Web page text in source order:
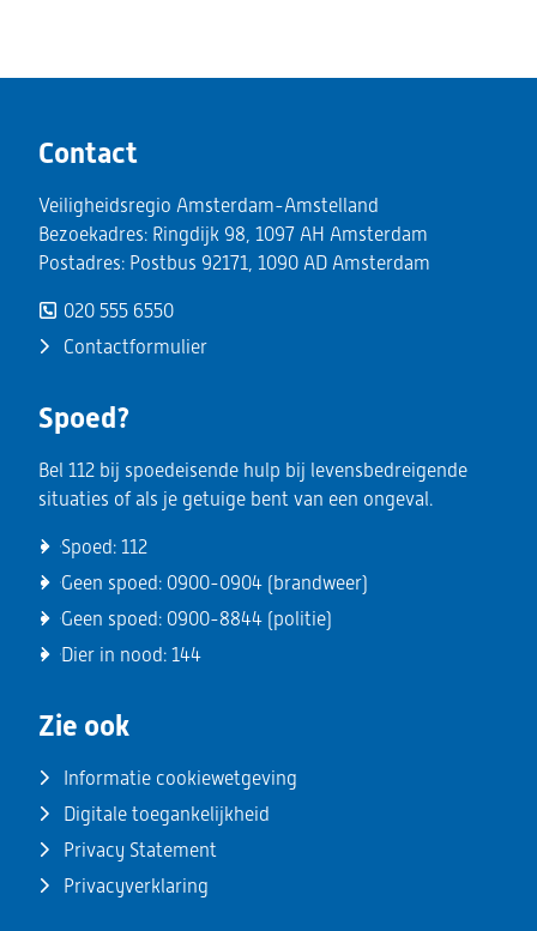
Contact
Veiligheidsregio Amsterdam-Amstelland
Bezoekadres: Ringdijk 98, 1097 AH Amsterdam
Postadres: Postbus 92171, 1090 AD Amsterdam
020 555 6550
Contactformulier
Spoed?
Bel 112 bij spoedeisende hulp bij levensbedreigende
situaties of als je getuige bent van een ongeval.
Spoed:112
Geen spoed: 0900-0904 (brandweer)
Geen spoed: 0900-8844 (politie)
Dier in nood:144
Zie ook
Informatie cookiewetgeving
Digitale toegankelijkheid
Privacy Statement
Privacyverklaring